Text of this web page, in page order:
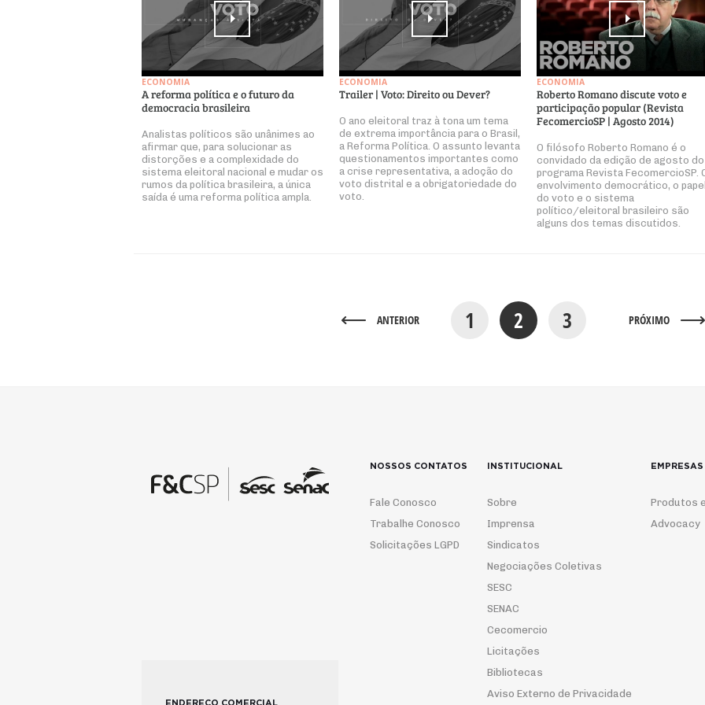
ECONOMIA
A reforma política e o futuro da
democracia brasileira
Analistas políticos são unânimes ao
afirmar que, para solucionar as
distorções e a complexidade do
sistema eleitoral nacional e mudar os
rumos da política brasileira, a única
saída é uma reforma política ampla.
ECONOMIA
Trailer | Voto: Direito ou Dever?
O ano eleitoral traz à tona um tema
de extrema importância para o Brasil,
a Reforma Política. O assunto levanta
questionamentos importantes como
a crise representativa, a adoção do
voto distrital e a obrigatoriedade do
voto.
ECONOMIA
Roberto Romano discute voto e
participação popular (Revista
FecomercioSP | Agosto 2014)
O filósofo Roberto Romano é o
convidado da edição de agosto do
programa Revista FecomercioSP.
envolvimento democrático, o
do voto e o sistema
político/eleitoral brasileiro são
alguns dos temas discutidos.
ANTERIOR 1 2 3 PRÓXIMO
NOSSOS CONTATOS
Fale Conosco
Trabalhe Conosco
Solicitações LGPD
INSTITUCIONAL
Sobre
Imprensa
Sindicatos
Negociações Coletivas
SESC
SENAC
Cecomercio
Licitações
Bibliotecas
Aviso Externo de Privacidade
EMPRESAS
Produtos
Advocacy
ENDEREÇO COMERCIAL